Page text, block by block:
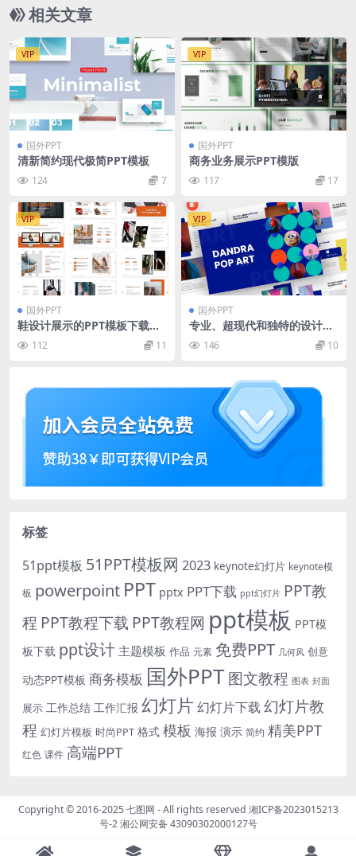
相关文章
VIP
国外PPT
清新简约现代极简PPT模板
124 7
VIP
国外PPT
商务业务展示PPT模版
117 17
VIP
国外PPT
鞋设计展示的PPT模板下载
（PPTX）
112 11
VIP
国外PPT
专业、超现代和独特的设计的
波普艺术PPT模板
146 10
标签
51ppt模板 51PPT模板网 2023 keynote幻灯片 keynote模
板 powerpoint PPT pptx PPT下载 ppt幻灯片 PPT教
程 PPT教程下载 PPT教程网 ppt模板 PPT模
板下载 ppt设计 主题模板 作品 元素 免费PPT 几何风 创意
动态PPT模板 商务模板 国外PPT图文教程 图表 封面
展示 工作总结 工作汇报 幻灯片 幻灯片下载 幻灯片教
程 幻灯片模板 时尚PPT 格式 模板 海报 演示 简约 精美PPT
红色 课件 高端PPT
Copyright © 2016-2025七图网 - All rights reserved 湘ICP备2023015213
号-2湘公网安备 43090302000127号